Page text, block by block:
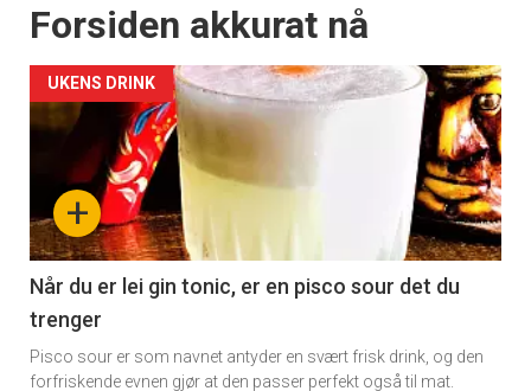
Forsiden akkurat nå
+
UKENS DRINK
Når du er lei gin tonic, er en pisco sour det du
trenger
Pisco sour er som navnet antyder en svært frisk drink, og den
forfriskende evnen gjør at den passer perfekt også til mat.